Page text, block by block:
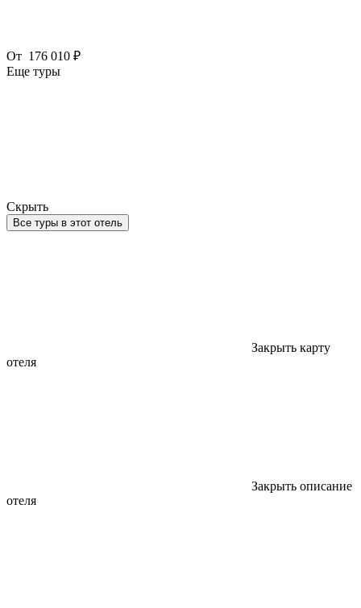
От 176 010 ₽
Еще туры
Скрыть
Все туры в этот отель
Закрыть карту
отеля
Закрыть описание
отеля